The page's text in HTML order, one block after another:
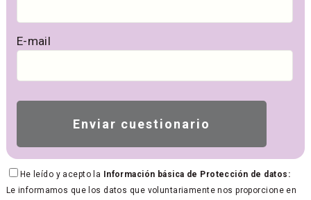
E-mail
He leído y acepto la Información básica de Protección de datos:
Le informamos que los datos que voluntariamente nos proporcione en